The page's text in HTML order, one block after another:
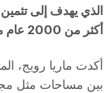
الذي يهدف إلى
أكثر من 2000 عام من تاريخ المدينة.
بين مساحات مثل